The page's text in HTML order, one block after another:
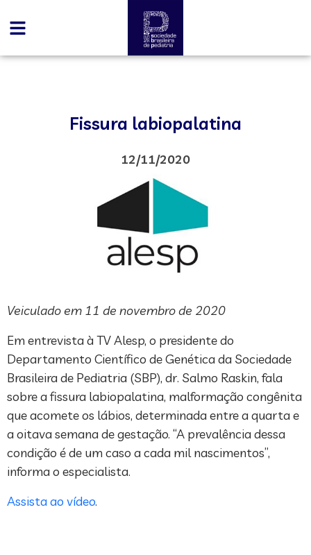
Fissura labiopalatina
12/11/2020
Veiculado em 11 de novembro de 2020
Em entrevista à TV Alesp, o presidente do
Departamento Científico de Genética da Sociedade
Brasileira de Pediatria (SBP), dr. Salmo Raskin, fala
sobre a fissura labiopalatina, malformação congênita
que acomete os lábios, determinada entre a quarta e
a oitava semana de gestação. “A prevalência dessa
condição é de um caso a cada mil nascimentos”,
informa o especialista.
Assista ao vídeo.